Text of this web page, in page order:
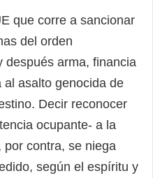
corre a sancionar
del orden
después arma, financia
asalto genocida de
Decir reconocer
ocupante- a la
por contra, se niega
según el espíritu y